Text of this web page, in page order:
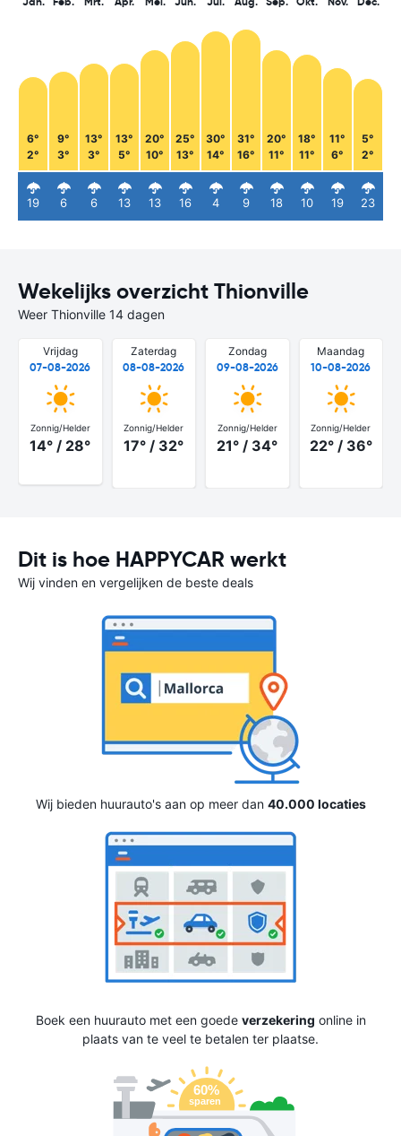
6°
2°
19
9°
3°
6
13°
3°
6
13°
5°
13
20°
10°
13
25°
13°
16
30°
14°
4
31°
16°
9
20°
11°
18
18°
11°
10
11°
6°
19
5°
2°
23
Wekelijks overzicht Thionville
Weer Thionville 14 dagen
Vrijdag
07-08-2026
Zonnig/Helder
14° / 28°
Zaterdag
08-08-2026
Zonnig/Helder
17° / 32°
Zondag
09-08-2026
Zonnig/Helder
21° / 34°
Maandag
10-08-2026
Zonnig/Helder
22° / 36°
Dit is hoe HAPPYCAR werkt
Wij vinden en vergelijken de beste deals
Wij bieden huurauto's aan op meer dan 40.000 locaties
Boek een huurauto met een goede verzekering online in
plaats van te veel te betalen ter plaatse.